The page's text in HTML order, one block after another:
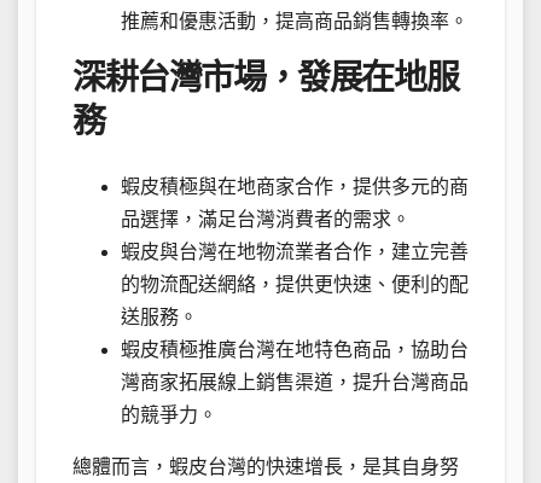
推薦和優惠活動，提高商品銷售轉換率。
深耕台灣市場，發展在地服
務
蝦皮積極與在地商家合作，提供多元的商
品選擇，滿足台灣消費者的需求。
蝦皮與台灣在地物流業者合作，建立完善
的物流配送網絡，提供更快速、便利的配
送服務。
蝦皮積極推廣台灣在地特色商品，協助台
灣商家拓展線上銷售渠道，提升台灣商品
的競爭力。
總體而言，蝦皮台灣的快速增長，是其自身努